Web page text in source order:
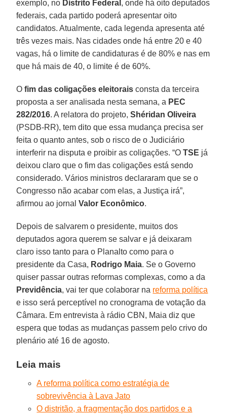
exemplo, no Distrito Federal , onde há oito deputados
federais, cada partido poderá apresentar oito
candidatos. Atualmente, cada legenda apresenta até
três vezes mais. Nas cidades onde há entre 20 e 40
vagas, há o limite de candidaturas é de 80% e nas em
que há mais de 40, o limite é de 60%.
O fim das coligações eleitorais consta da terceira
proposta a ser analisada nesta semana, a PEC
282/2016. A relatora do projeto,Shéridan Oliveira
(PSDB-RR), tem dito que essa mudança precisa ser
feita o quanto antes, sob o risco de o Judiciário
interferir na disputa e proibir as coligações. “OTSE já
deixou claro que o fim das coligações está sendo
considerado. Vários ministros declararam que se o
Congresso não acabar com elas, a Justiça irá”,
afirmou ao jornalValor Econômico.
Depois de salvarem o presidente, muitos dos
deputados agora querem se salvar e já deixaram
claro isso tanto para o Planalto como para o
presidente da Casa, Rodrigo Maia. Se o Governo
quiser passar outras reformas complexas, como a da
Previdência, vai ter que colaborar na reforma política
e isso será perceptível no cronograma de votação da
Câmara. Em entrevista à rádio CBN, Maia diz que
espera que todas as mudanças passem pelo crivo do
plenário até 16 de agosto.
Leia mais
A reforma política como estratégia de
sobrevivência à Lava Jato
O distritão, a fragmentação dos partidos e a